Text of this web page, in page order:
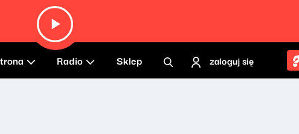
Radio Sklep zaloguj się